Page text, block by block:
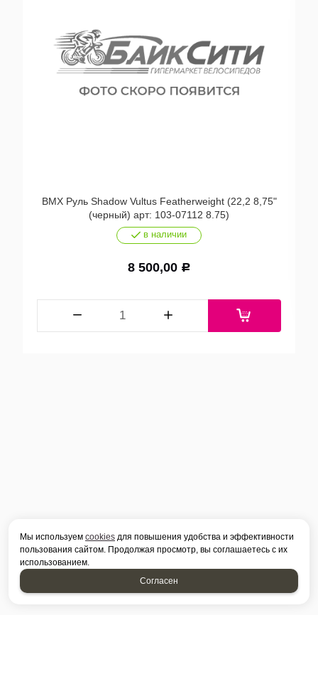
BMX Руль Shadow Vultus Featherweight (22,2 8,75"
(черный) арт: 103-07112 8.75)
в наличии
8 500,00 Р
Мы используем cookies для повышения удобства и эффективности
пользования сайтом. Продолжая просмотр, вы соглашаетесь с их
использованием.
Согласен